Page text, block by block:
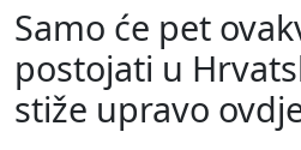
Samo će pet
postojati u
stiže upravo